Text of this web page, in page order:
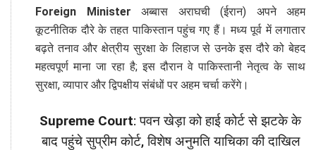
Foreign Minister अब्बास अराघची (ईरान) अपने अहम
कूटनीतिक दौरे के तहत पाकिस्तान पहुंच गए हैं। मध्य पूर्व में लगातार
बढ़ते तनाव और क्षेत्रीय सुरक्षा के लिहाज से उनके इस दौरे को बेहद
महत्वपूर्ण माना जा रहा है; इस दौरान वे पाकिस्तानी नेतृत्व के साथ
सुरक्षा, व्यापार और द्विपक्षीय संबंधों पर अहम चर्चा करेंगे।
Supreme Court: पवन खेड़ा को हाई कोर्ट से झटके के
बाद पहुंचे सुप्रीम कोर्ट, विशेष अनुमति याचिका की दाखिल